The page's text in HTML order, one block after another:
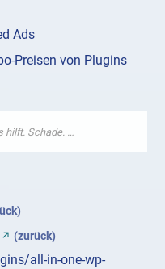
Ads
Preisen von Plugins
(zurück)
all-in-one-wp-